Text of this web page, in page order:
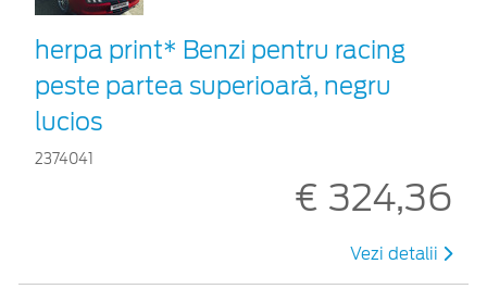
herpa print* Benzi pentru racing
peste partea superioară, negru
lucios
2374041
€ 324,36
Vezi detalii